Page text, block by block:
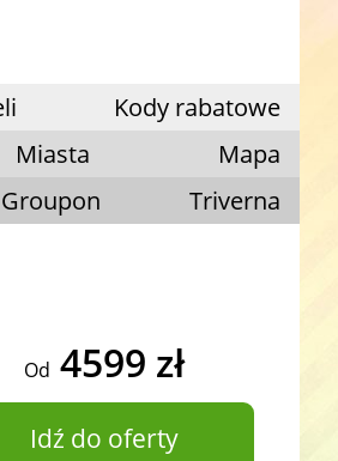
Kody rabatowe
Miasta
Mapa
Groupon Triverna
Od 4599 zł
Idź do oferty